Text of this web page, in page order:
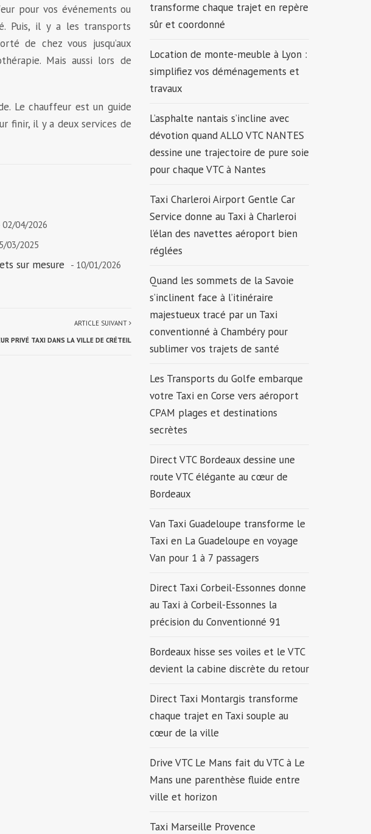
pour vos événements ou
Puis, il y a les transports
de chez vous jusqu’aux
Mais aussi lors de
Le chauffeur est un guide
finir, il y a deux services de
02/04/2026
03/2025
sur mesure - 10/01/2026
ARTICLE SUIVANT
PRIVÉ TAXI DANS LA VILLE DE CRÉTEIL
transforme chaque trajet en repère
sûr et coordonné
Location de monte-meuble à Lyon :
simplifiez vos déménagements et
travaux
L’asphalte nantais s’incline avec
dévotion quand ALLO VTC NANTES
dessine une trajectoire de pure soie
pour chaque VTC à Nantes
Taxi Charleroi Airport Gentle Car
Service donne au Taxi à Charleroi
l’élan des navettes aéroport bien
réglées
Quand les sommets de la Savoie
s’inclinent face à l’itinéraire
majestueux tracé par un Taxi
conventionné à Chambéry pour
sublimer vos trajets de santé
Les Transports du Golfe embarque
votre Taxi en Corse vers aéroport
CPAM plages et destinations
secrètes
Direct VTC Bordeaux dessine une
route VTC élégante au cœur de
Bordeaux
Van Taxi Guadeloupe transforme le
Taxi en La Guadeloupe en voyage
Van pour 1 à 7 passagers
Direct Taxi Corbeil-Essonnes donne
au Taxi à Corbeil-Essonnes la
précision du Conventionné 91
Bordeaux hisse ses voiles et le VTC
devient la cabine discrète du retour
Direct Taxi Montargis transforme
chaque trajet en Taxi souple au
cœur de la ville
Drive VTC Le Mans fait du VTC à Le
Mans une parenthèse fluide entre
ville et horizon
Taxi Marseille Provence